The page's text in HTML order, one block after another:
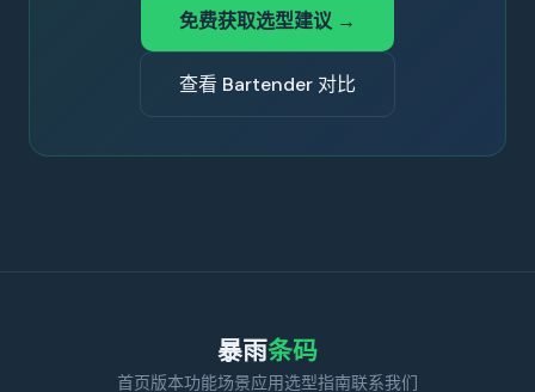
免费获取选型建议 →
查看 Bartender 对比
暴雨条码
首页版本功能场景应用选型指南联系我们